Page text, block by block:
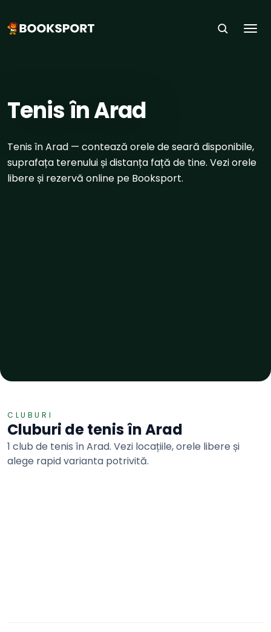
Tenis în Arad
Tenis în Arad — contează orele de seară disponibile,
suprafața terenului și distanța față de tine. Vezi orele
libere și rezervă online pe Booksport.
CLUBURI
Cluburi detenisînArad
1 club de tenis în Arad. Vezi locațiile, orele libere și
alege rapid varianta potrivită.